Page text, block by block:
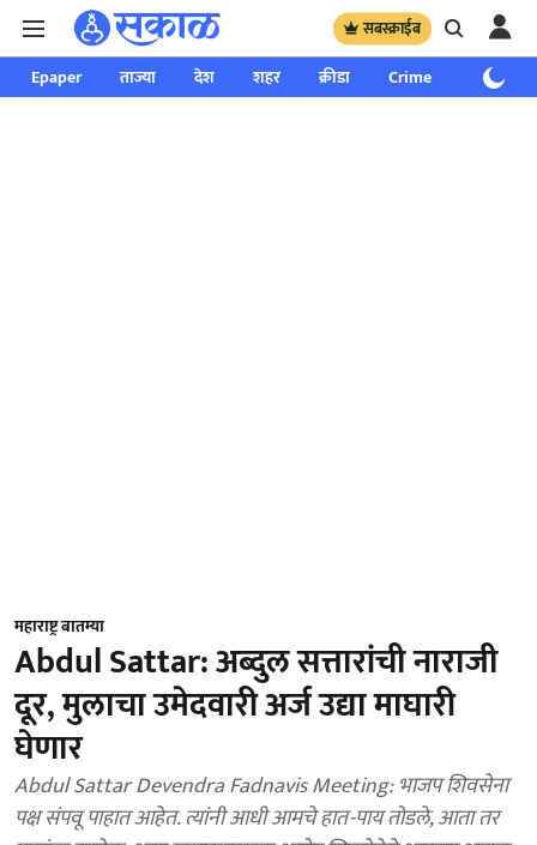
सबस्क्राईब
Epaper ताज्या देश शहर क्रीडा Crime साप्ताहिक
महाराष्ट्र बातम्या
Abdul Sattar: अब्दुल सत्तारांची नाराजी
दूर, मुलाचा उमेदवारी अर्ज उद्या माघारी
घेणार
Abdul Sattar Devendra Fadnavis Meeting: भाजप शिवसेना
पक्ष संपवू पाहात आहेत. त्यांनी आधी आमचे हात-पाय तोडले, आता तर